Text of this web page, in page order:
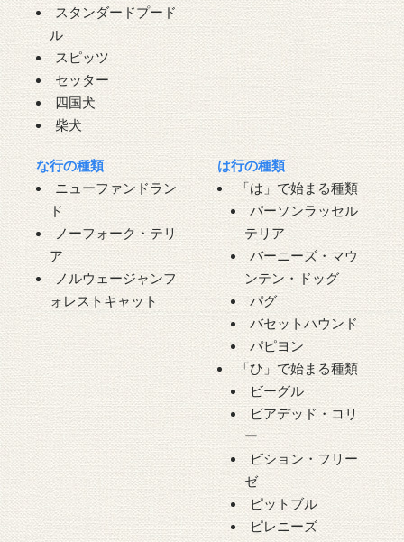
スタンダードプード
ル
スピッツ
セッター
四国犬
柴犬
な行の種類
ニューファンドラン
ド
ノーフォーク・テリ
ア
ノルウェージャンフ
ォレストキャット
は行の種類
「は」で始まる種類
パーソンラッセル
テリア
バーニーズ・マウ
ンテン・ドッグ
パグ
バセットハウンド
パピヨン
「ひ」で始まる種類
ビーグル
ビアデッド・コリ
ー
ビション・フリー
ゼ
ピットブル
ピレニーズ